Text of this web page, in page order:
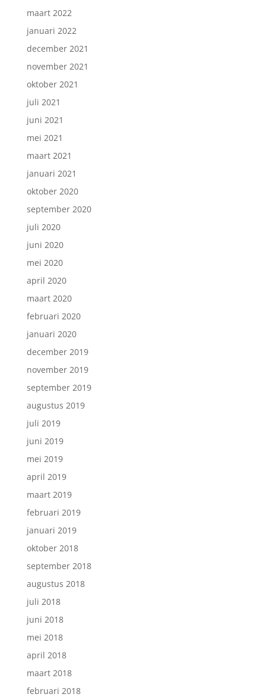
maart 2022
januari 2022
december 2021
november 2021
oktober 2021
juli 2021
juni 2021
mei 2021
maart 2021
januari 2021
oktober 2020
september 2020
juli 2020
juni 2020
mei 2020
april 2020
maart 2020
februari 2020
januari 2020
december 2019
november 2019
september 2019
augustus 2019
juli 2019
juni 2019
mei 2019
april 2019
maart 2019
februari 2019
januari 2019
oktober 2018
september 2018
augustus 2018
juli 2018
juni 2018
mei 2018
april 2018
maart 2018
februari 2018